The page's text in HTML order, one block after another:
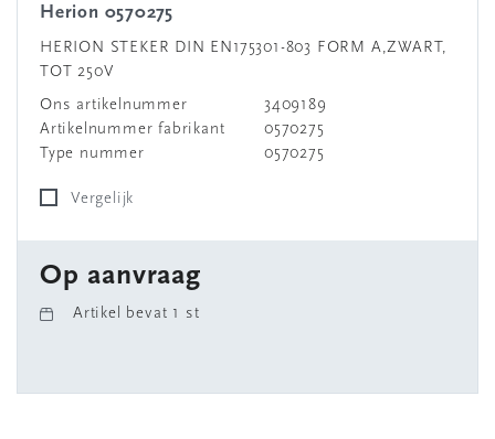
Herion 0570275
HERION STEKER DIN EN175301-803 FORM A,ZWART,
TOT 250V
Ons artikelnummer
3409189
Artikelnummer fabrikant
0570275
Type nummer
0570275
Vergelijk
Op aanvraag
Artikel bevat 1 st